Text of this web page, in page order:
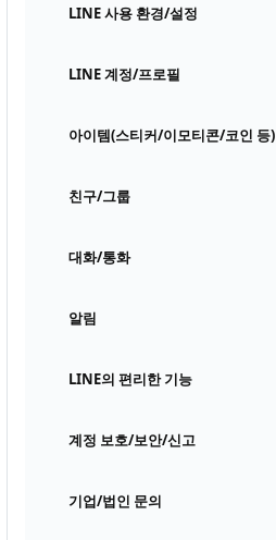
LINE 사용 환경/설정
LINE 계정/프로필
아이템(스티커/이모티콘/코인 등)
친구/그룹
대화/통화
알림
LINE의 편리한 기능
계정 보호/보안/신고
기업/법인 문의